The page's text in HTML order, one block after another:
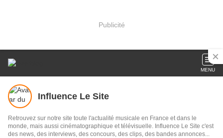
Publicité
MENU
Influence Le Site
Retrouvez sur notre site toute l'actualité musicale en France et dans le
monde, mais aussi cinématographique et télévisuelle. Influence Le Site c'est
des news, des interviews, des concours, des clips, des bandes annonces...